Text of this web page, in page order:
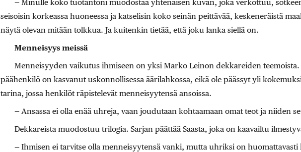
— Minulle koko tuotantoni muodostaa yhtenäisen kuvan, joka verkottuu,
seisoisin korkeassa huoneessa ja katselisin koko seinän peittävää, keskeneräistä
näytä olevan mitään tolkkua. Ja kuitenkin tietää, että joku lanka siellä on.
Menneisyys meissä
Menneisyyden vaikutus ihmiseen on yksi Marko Leinon dekkareiden
päähenkilö on kasvanut uskonnollisessa äärilahkossa, eikä ole päässyt yli
tarina, jossa henkilöt räpistelevät menneisyytensä ansoissa.
— Ansassa ei olla enää uhreja, vaan joudutaan kohtaamaan omat teot ja niiden
Dekkareista muodostuu trilogia. Sarjan päättää Saasta, joka on kaavailtu
— Ihmisen ei tarvitse olla menneisyytensä vanki, mutta uhriksi on